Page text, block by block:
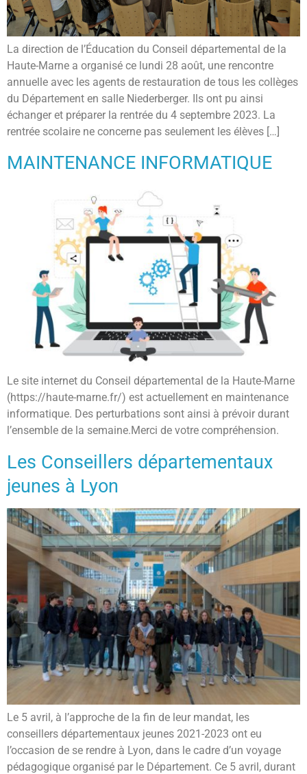
La direction de l’Éducation du Conseil départemental de la
Haute-Marne a organisé ce lundi 28 août, une rencontre
annuelle avec les agents de restauration de tous les collèges
du Département en salle Niederberger. Ils ont pu ainsi
échanger et préparer la rentrée du 4 septembre 2023. La
rentrée scolaire ne concerne pas seulement les élèves […]
MAINTENANCE INFORMATIQUE
Le site internet du Conseil départemental de la Haute-Marne
(https://haute-marne.fr/) est actuellement en maintenance
informatique. Des perturbations sont ainsi à prévoir durant
l’ensemble de la semaine.Merci de votre compréhension.
Les Conseillers départementaux
jeunes à Lyon
Le 5 avril, à l’approche de la fin de leur mandat, les
conseillers départementaux jeunes 2021-2023 ont eu
l’occasion de se rendre à Lyon, dans le cadre d’un voyage
pédagogique organisé par le Département. Ce 5 avril, durant